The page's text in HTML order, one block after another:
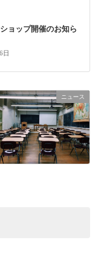
ョップ開催のお知ら
日
ニュース